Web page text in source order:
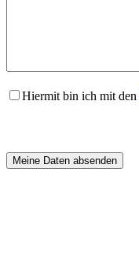
Hiermit bin ich mit den